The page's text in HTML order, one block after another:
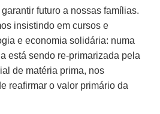
futuro a nossas famílias.
insistindo em cursos e
e economia solidária: numa
está sendo re-primarizada pela
de matéria prima, nos
reafirmar o valor primário da